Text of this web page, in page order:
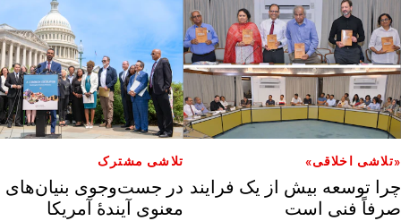
«تلاشی اخلاقی»
چرا توسعه بیش از یک فرایند
صرفاً فنی است
تلاشی مشترک
در جست‌وجوی بنیان‌های
معنوی آیندۀ آمریکا